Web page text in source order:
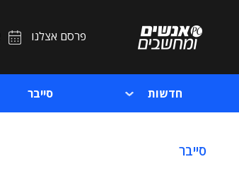
פרסם אצלנו
חדשות סייבר
סייבר